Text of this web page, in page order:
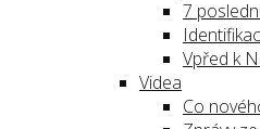
7
Vpřed k
Videa
Co